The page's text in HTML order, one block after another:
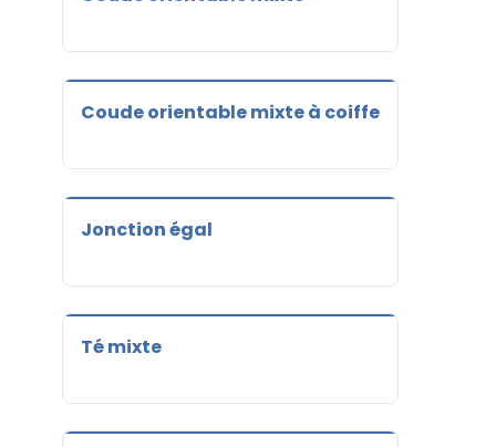
Coude orientable mixte à coiffe
Jonction égal
Té mixte